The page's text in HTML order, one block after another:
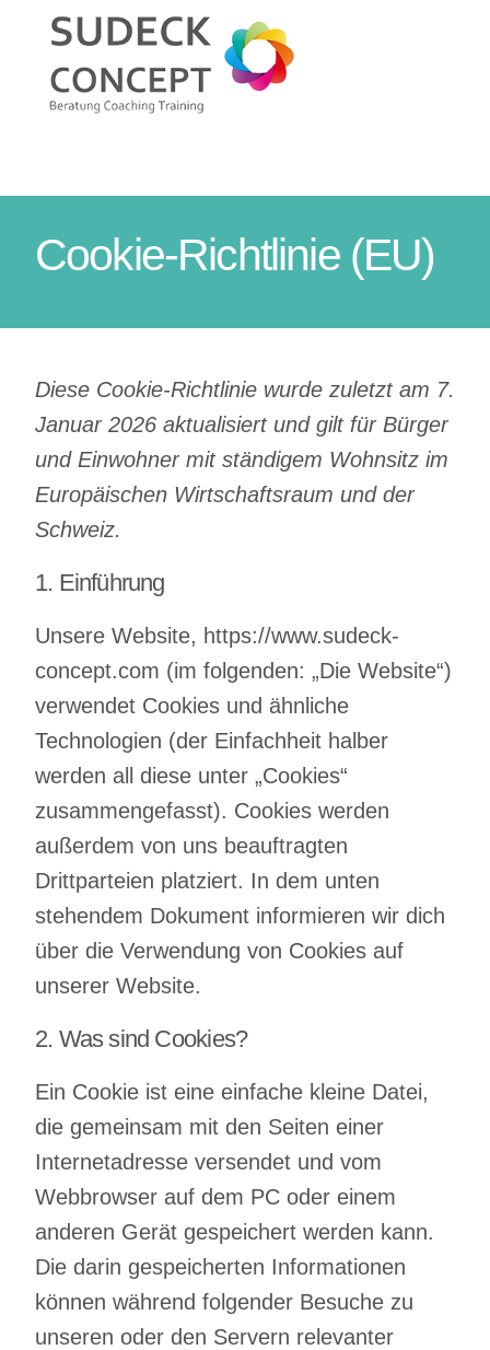
Inhalt
springen
Training
für das
Cookie-Richtlinie (EU)
Diese Cookie-Richtlinie wurde zuletzt am 7.
Januar 2026 aktualisiert und gilt für Bürger
und Einwohner mit ständigem Wohnsitz im
Europäischen Wirtschaftsraum und der
Schweiz.
1. Einführung
Unsere Website, https://www.sudeck-
concept.com (im folgenden: „Die Website“)
verwendet Cookies und ähnliche
Technologien (der Einfachheit halber
werden all diese unter „Cookies“
zusammengefasst). Cookies werden
außerdem von uns beauftragten
Drittparteien platziert. In dem unten
stehendem Dokument informieren wir dich
über die Verwendung von Cookies auf
unserer Website.
2. Was sind Cookies?
Ein Cookie ist eine einfache kleine Datei,
die gemeinsam mit den Seiten einer
Internetadresse versendet und vom
Webbrowser auf dem PC oder einem
anderen Gerät gespeichert werden kann.
Die darin gespeicherten Informationen
können während folgender Besuche zu
unseren oder den Servern relevanter